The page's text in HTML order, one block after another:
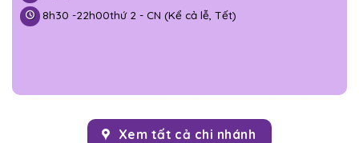
8h30 -22h00thứ 2 - CN (Kể cả lễ, Tết)
Xem tất cả chi nhánh